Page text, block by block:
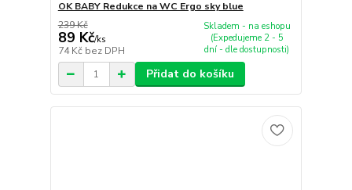
OK BABY Redukce na WC Ergo sky blue
239 Kč
89 Kč/ks
74 Kč bez DPH
Skladem - na eshopu
(Expedujeme 2 - 5
dní - dle dostupnosti)
Přidat do košíku